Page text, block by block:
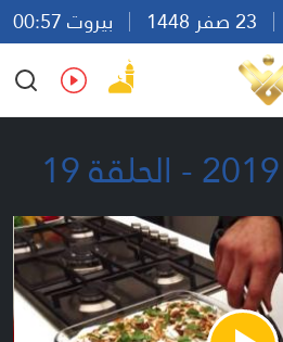
بيروت 00:57
Ar
En Fr Es